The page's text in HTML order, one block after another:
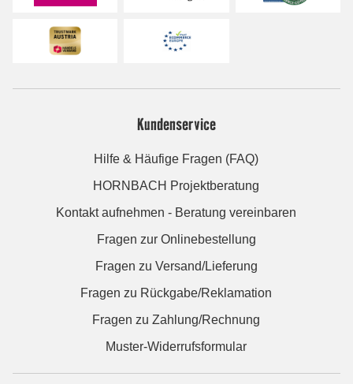
Kundenservice
Hilfe & Häufige Fragen (FAQ)
HORNBACH Projektberatung
Kontakt aufnehmen - Beratung vereinbaren
Fragen zur Onlinebestellung
Fragen zu Versand/Lieferung
Fragen zu Rückgabe/Reklamation
Fragen zu Zahlung/Rechnung
Muster-Widerrufsformular